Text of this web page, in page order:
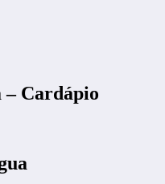
– Cardápio